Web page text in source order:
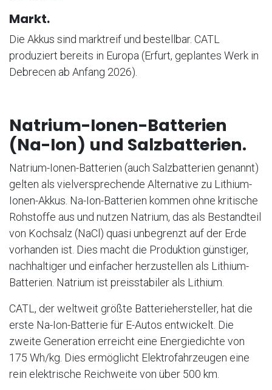
Markt.
Die Akkus sind marktreif und bestellbar. CATL
produziert bereits in Europa (Erfurt, geplantes Werk in
Debrecen ab Anfang 2026).
Natrium-Ionen-Batterien
(Na-Ion) und Salzbatterien.
Natrium-Ionen-Batterien (auch Salzbatterien genannt)
gelten als vielversprechende Alternative zu Lithium-
Ionen-Akkus. Na-Ion-Batterien kommen ohne kritische
Rohstoffe aus und nutzen Natrium, das als Bestandteil
von Kochsalz (NaCl) quasi unbegrenzt auf der Erde
vorhanden ist. Dies macht die Produktion günstiger,
nachhaltiger und einfacher herzustellen als Lithium-
Batterien. Natrium ist preisstabiler als Lithium.
CATL, der weltweit größte Batteriehersteller, hat die
erste Na-Ion-Batterie für E-Autos entwickelt. Die
zweite Generation erreicht eine Energiedichte von
175 Wh/kg. Dies ermöglicht Elektrofahrzeugen eine
rein elektrische Reichweite von über 500 km.